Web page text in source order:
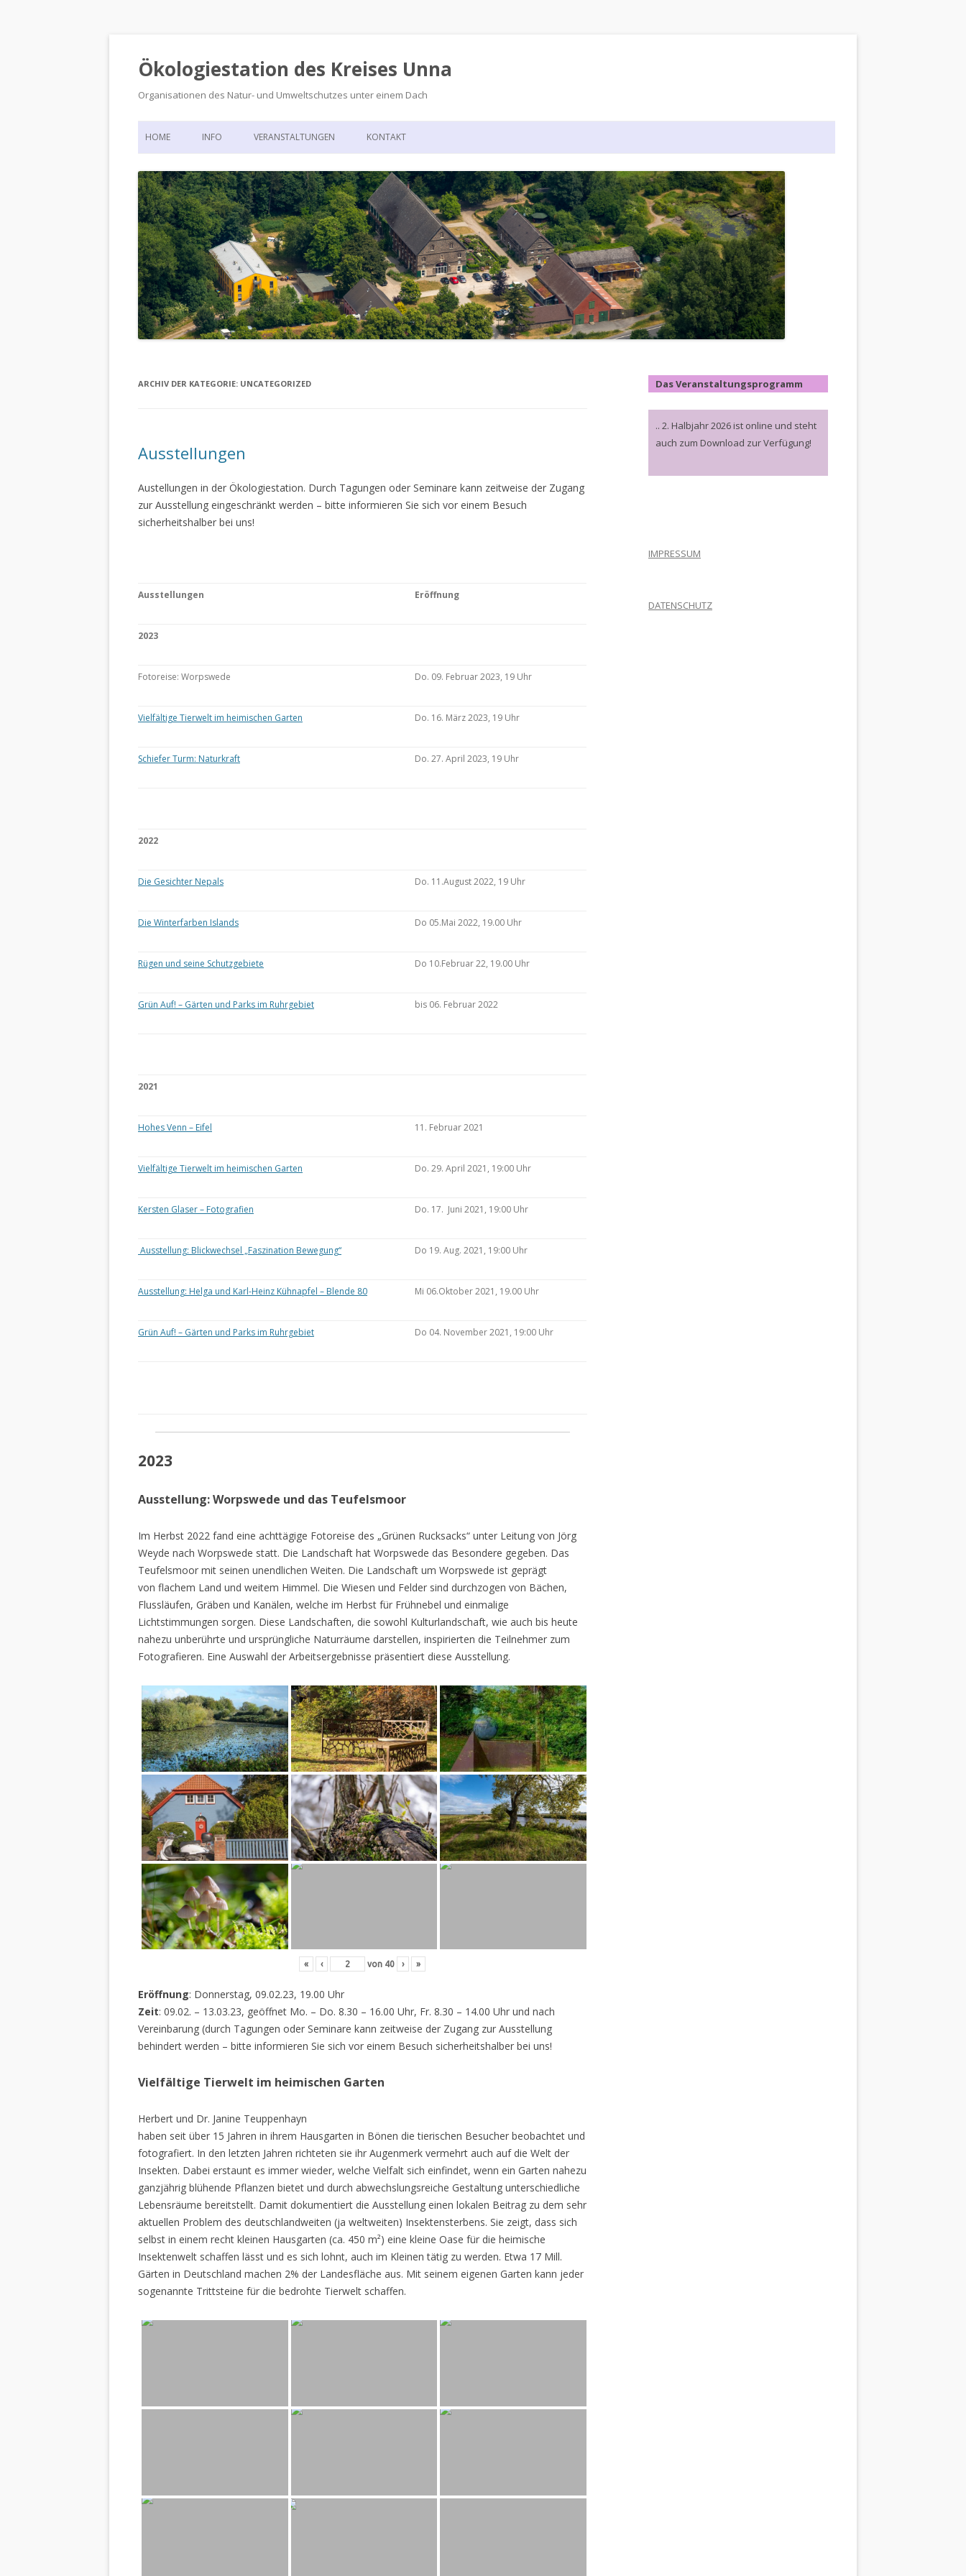
Ökologiestation des Kreises Unna
Organisationen des Natur- und Umweltschutzes unter einem Dach
Zum
HOME INFO
DIE ÖKOLOGIESTATION – FAST
900 JAHRE VORGESCHICHTE
VERANSTALTUNGEN KONTAKT
ARCHIV DER KATEGORIE: UNCATEGORIZED
Ausstellungen
Austellungen in der Ökologiestation. Durch Tagungen oder Seminare kann zeitweise der Zugang
zur Ausstellung eingeschränkt werden – bitte informieren Sie sich vor einem Besuch
sicherheitshalber bei uns!
Ausstellungen Eröffnung
2023
Fotoreise: Worpswede Do. 09. Februar 2023, 19 Uhr
Vielfältige Tierwelt im heimischen Garten Do. 16. März 2023, 19 Uhr
Schiefer Turm: Naturkraft Do. 27. April 2023, 19 Uhr
2022
Die Gesichter Nepals Do. 11.August 2022, 19 Uhr
Die Winterfarben Islands Do 05.Mai 2022, 19.00 Uhr
Rügen und seine Schutzgebiete Do 10.Februar 22, 19.00 Uhr
Grün Auf! – Gärten und Parks im Ruhrgebiet bis 06. Februar 2022
2021
Hohes Venn – Eifel 11. Februar 2021
Vielfältige Tierwelt im heimischen Garten Do. 29. April 2021, 19:00 Uhr
Kersten Glaser – Fotografien Do. 17. Juni 2021, 19:00 Uhr
Ausstellung: Blickwechsel „Faszination Bewegung“ Do 19. Aug. 2021, 19:00 Uhr
Ausstellung: Helga und Karl-Heinz Kühnapfel – Blende 80 Mi 06.Oktober 2021, 19.00 Uhr
Grün Auf! – Gärten und Parks im Ruhrgebiet Do 04. November 2021, 19:00 Uhr
2023
Ausstellung: Worpswede und das Teufelsmoor
Im Herbst 2022 fand eine achttägige Fotoreise des „Grünen Rucksacks“ unter Leitung von Jörg
Weyde nach Worpswede statt. Die Landschaft hat Worpswede das Besondere gegeben. Das
Teufelsmoor mit seinen unendlichen Weiten. Die Landschaft um Worpswede ist geprägt
von flachem Land und weitem Himmel. Die Wiesen und Felder sind durchzogen von Bächen,
Flussläufen, Gräben und Kanälen, welche im Herbst für Frühnebel und einmalige
Lichtstimmungen sorgen. Diese Landschaften, die sowohl Kulturlandschaft, wie auch bis heute
nahezu unberührte und ursprüngliche Naturräume darstellen, inspirierten die Teilnehmer zum
Fotografieren. Eine Auswahl der Arbeitsergebnisse präsentiert diese Ausstellung.
« ‹ von 40 › »
Eröffnung: Donnerstag, 09.02.23, 19.00 Uhr
Zeit: 09.02. – 13.03.23, geöffnet Mo. – Do. 8.30 – 16.00 Uhr, Fr. 8.30 – 14.00 Uhr und nach
Vereinbarung (durch Tagungen oder Seminare kann zeitweise der Zugang zur Ausstellung
behindert werden – bitte informieren Sie sich vor einem Besuch sicherheitshalber bei uns!
Vielfältige Tierwelt im heimischen Garten
Herbert und Dr. Janine Teuppenhayn
haben seit über 15 Jahren in ihrem Hausgarten in Bönen die tierischen Besucher beobachtet und
fotografiert. In den letzten Jahren richteten sie ihr Augenmerk vermehrt auch auf die Welt der
Insekten. Dabei erstaunt es immer wieder, welche Vielfalt sich einfindet, wenn ein Garten nahezu
ganzjährig blühende Pflanzen bietet und durch abwechslungsreiche Gestaltung unterschiedliche
Lebensräume bereitstellt. Damit dokumentiert die Ausstellung einen lokalen Beitrag zu dem sehr
aktuellen Problem des deutschlandweiten (ja weltweiten) Insektensterbens. Sie zeigt, dass sich
selbst in einem recht kleinen Hausgarten (ca. 450 m²) eine kleine Oase für die heimische
Insektenwelt schaffen lässt und es sich lohnt, auch im Kleinen tätig zu werden. Etwa 17 Mill.
Gärten in Deutschland machen 2% der Landesfläche aus. Mit seinem eigenen Garten kann jeder
sogenannte Trittsteine für die bedrohte Tierwelt schaffen.
Das Veranstaltungsprogramm
.. 2. Halbjahr 2026 ist online und steht
auch zum Download zur Verfügung!
IMPRESSUM
DATENSCHUTZ